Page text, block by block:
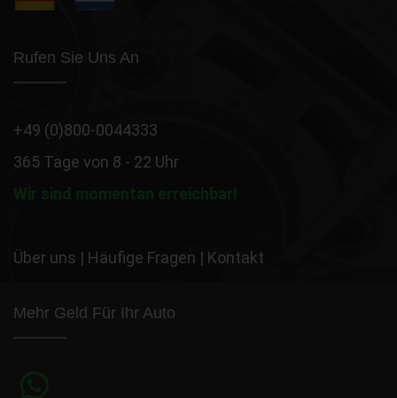
Rufen Sie Uns An
+49 (0)800-0044333
365 Tage von 8 - 22 Uhr
Wir sind momentan erreichbar!
Über uns | Häufige Fragen | Kontakt
Mehr Geld Für Ihr Auto